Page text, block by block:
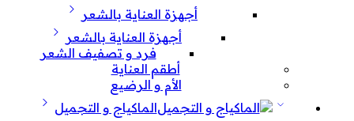
أجهزة العناية بالشعر
أجهزة العناية بالشعر
فرد و تصفيف الشعر
أطقم العناية
الأم و الرضيع
الماكياج و التجميل